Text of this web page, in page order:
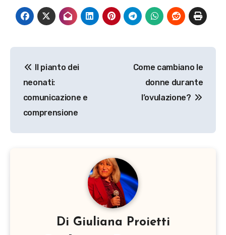
articoli
Il pianto dei
neonati:
comunicazione e
comprensione
Come cambiano le
donne durante
l’ovulazione?
Di Giuliana Proietti